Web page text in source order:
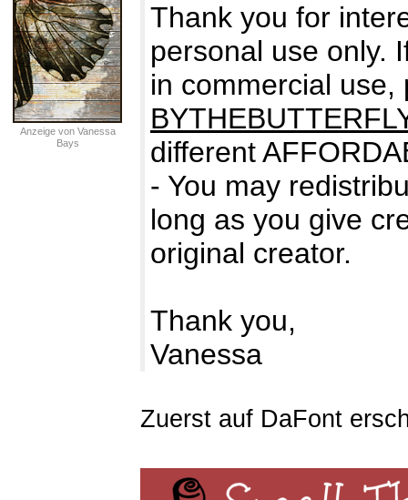
Anzeige von Vanessa
Bays
Thank you for
personal use only.
in commercial use,
different
- You may
long as you give
original creator.
Thank you,
Vanessa
Zuerst auf DaFont